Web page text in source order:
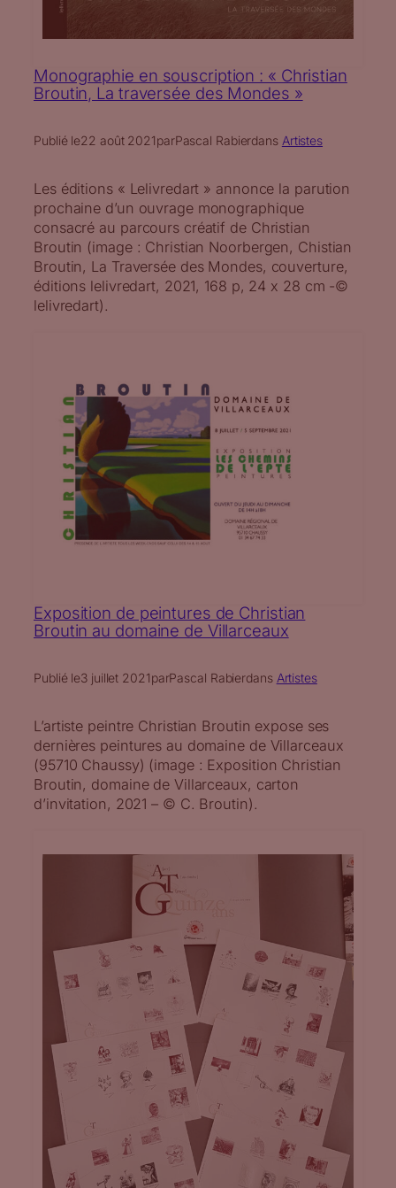
Monographie en souscription : « Christian
Broutin, La traversée des Mondes »
Publié le22 août 2021parPascal Rabierdans Artistes
Les éditions « Lelivredart » annonce la parution
prochaine d’un ouvrage monographique
consacré au parcours créatif de Christian
Broutin (image : Christian Noorbergen, Chistian
Broutin, La Traversée des Mondes, couverture,
éditions lelivredart, 2021, 168 p, 24 x 28 cm -©
lelivredart).
Exposition de peintures de Christian
Broutin au domaine de Villarceaux
Publié le3 juillet 2021parPascal Rabierdans Artistes
L’artiste peintre Christian Broutin expose ses
dernières peintures au domaine de Villarceaux
(95710 Chaussy) (image : Exposition Christian
Broutin, domaine de Villarceaux, carton
d’invitation, 2021 – © C. Broutin).